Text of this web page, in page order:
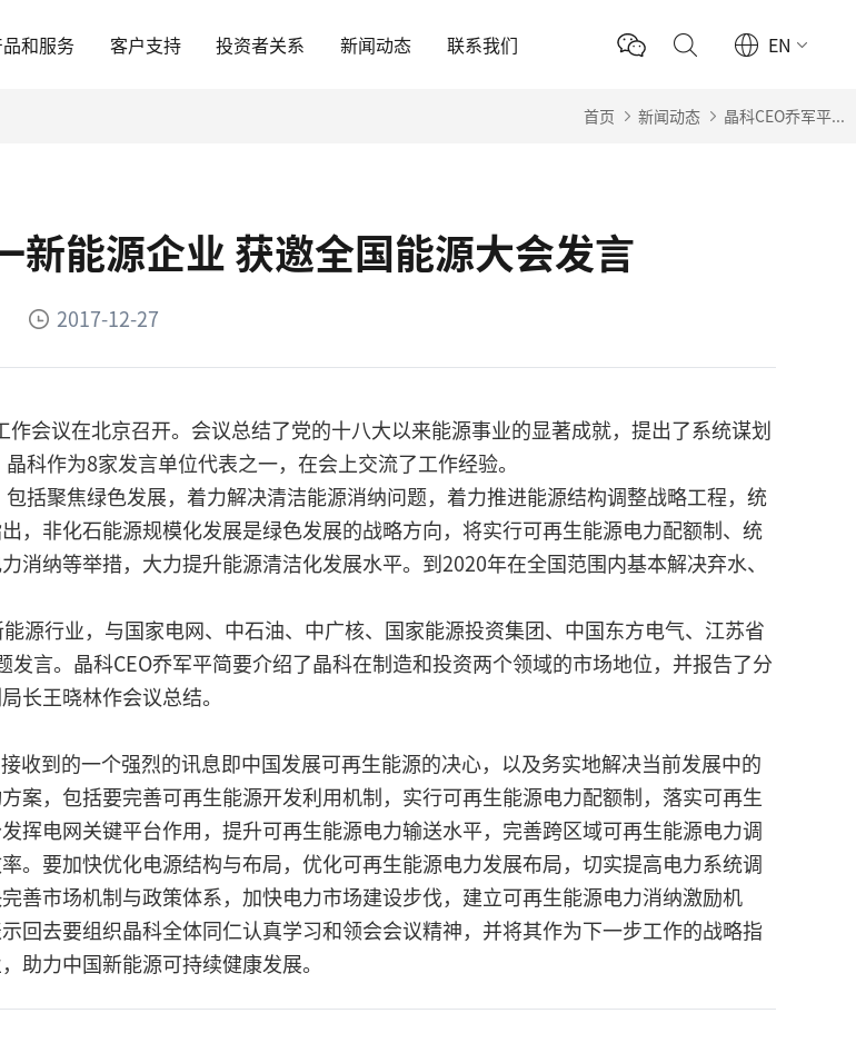
和服务 客户支持 投资者关系 新闻动态 联系我们 EN
首页 新闻动态 晶科CEO乔军平...
新能源企业 获邀全国能源大会发言
2017-12-27
会议在北京召开。会议总结了党的十八大以来能源事业的显著成就，提出了系统谋划
科作为8家发言单位代表之一，在会上交流了工作经验。
括聚焦绿色发展，着力解决清洁能源消纳问题，着力推进能源结构调整战略工程，统
，非化石能源规模化发展是绿色发展的战略方向，将实行可再生能源电力配额制、统
纳等举措，大力提升能源清洁化发展水平。到2020年在全国范围内基本解决弃水、
源行业，与国家电网、中石油、中广核、国家能源投资集团、中国东方电气、江苏省
言。晶科CEO乔军平简要介绍了晶科在制造和投资两个领域的市场地位，并报告了分
长王晓林作会议总结。
到的一个强烈的讯息即中国发展可再生能源的决心，以及务实地解决当前发展中的
案，包括要完善可再生能源开发利用机制，实行可再生能源电力配额制，落实可再生
挥电网关键平台作用，提升可再生能源电力输送水平，完善跨区域可再生能源电力调
。要加快优化电源结构与布局，优化可再生能源电力发展布局，切实提高电力系统调
善市场机制与政策体系，加快电力市场建设步伐，建立可再生能源电力消纳激励机
去要组织晶科全体同仁认真学习和领会会议精神，并将其作为下一步工作的战略指
助力中国新能源可持续健康发展。